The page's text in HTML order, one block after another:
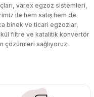
varex egzoz sistemleri,
ile hem satış hem de
binek ve ticari egzozlar,
filtre ve katalitik konvertör
çözümleri sağlıyoruz.
performans egzozları ve
aracınızın